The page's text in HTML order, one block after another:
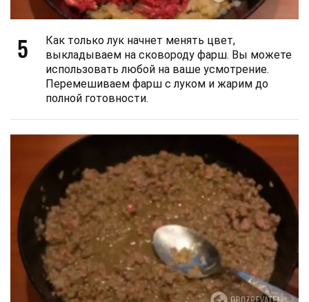
5
Как только лук начнет менять цвет,
выкладываем на сковороду фарш. Вы можете
использовать любой на ваше усмотрение.
Перемешиваем фарш с луком и жарим до
полной готовности.